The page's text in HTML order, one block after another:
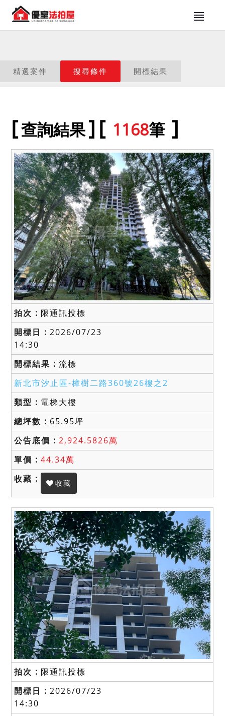
精選案件 搜尋條件 開標結果
查詢結果 1168筆
限通訊投標
2026/07/23
14:30
流標
新北市汐止區-樟樹二路360號26樓之2
電梯大樓
65.95坪
2,924.5826萬
44.34萬
收藏
限通訊投標
2026/07/23
14:30